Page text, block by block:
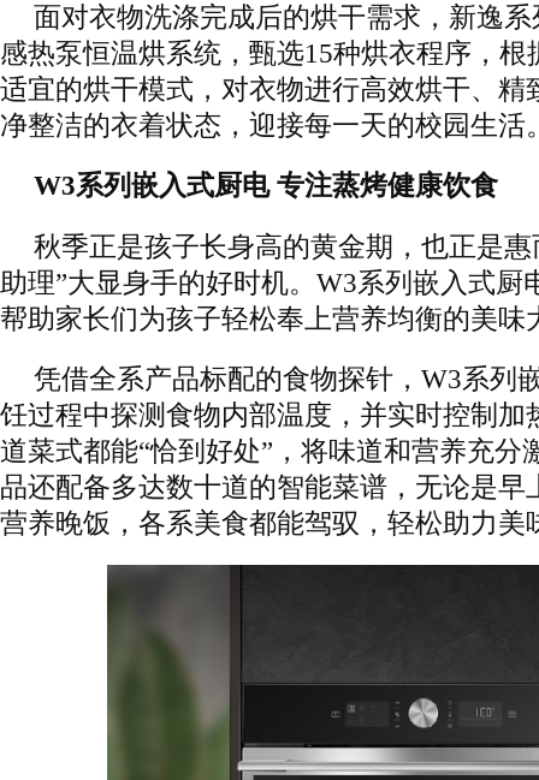
面对衣物洗涤完成后的烘干需求，新逸
感热泵恒温烘系统，甄选15种烘衣程序，
适宜的烘干模式，对衣物进行高效烘干、精
净整洁的衣着状态，迎接每一天的校园生活
W3系列嵌入式厨电 专注蒸烤健康饮食
秋季正是孩子长身高的黄金期，也正是
助理”大显身手的好时机。W3系列嵌入式厨
帮助家长们为孩子轻松奉上营养均衡的美味
凭借全系产品标配的食物探针，W3系列
饪过程中探测食物内部温度，并实时控制加
道菜式都能“恰到好处”，将味道和营养充分
品还配备多达数十道的智能菜谱，无论是早
营养晚饭，各系美食都能驾驭，轻松助力美